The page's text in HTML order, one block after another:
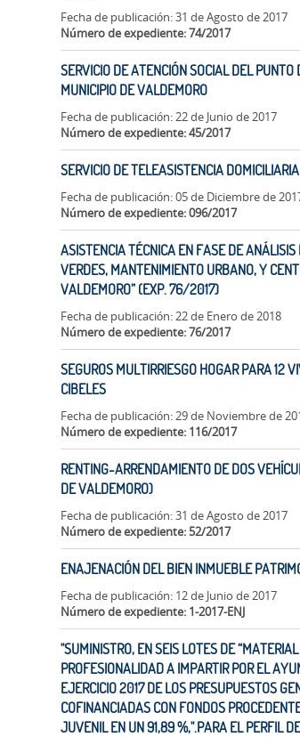
Fecha de publicación: 31 de Agosto de 2017
Número de expediente: 74/2017
SERVICIO DE ATENCIÓN SOCIAL DEL
MUNICIPIO DE VALDEMORO
Fecha de publicación: 22 de Junio de 2017
Número de expediente: 45/2017
SERVICIO DE TELEASISTENCIA
Fecha de publicación: 05 de Diciembre de
Número de expediente: 096/2017
ASISTENCIA TÉCNICA EN FASE DE
VERDES, MANTENIMIENTO URBANO, Y
VALDEMORO” (EXP. 76/2017)
Fecha de publicación: 22 de Enero de 2018
Número de expediente: 76/2017
SEGUROS MULTIRRIESGO HOGAR PARA 12
CIBELES
Fecha de publicación: 29 de Noviembre de
Número de expediente: 116/2017
RENTING-ARRENDAMIENTO DE DOS
DE VALDEMORO)
Fecha de publicación: 31 de Agosto de 2017
Número de expediente: 52/2017
ENAJENACIÓN DEL BIEN INMUEBLE
Fecha de publicación: 12 de Junio de 2017
Número de expediente: 1-2017-ENJ
"SUMINISTRO, EN SEIS LOTES DE
PROFESIONALIDAD A IMPARTIR POR EL
EJERCICIO 2017 DE LOS PRESUPUESTOS
COFINANCIADAS CON FONDOS
JUVENIL EN UN 91,89 %,".PARA EL PERFIL